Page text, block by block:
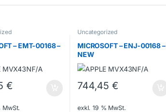
– EMT-00168 –
€
MwSt.
Uncategorized
MICROSOFT – ENJ-00168 –
NEW
744,45€
exkl. 19 % MwSt.